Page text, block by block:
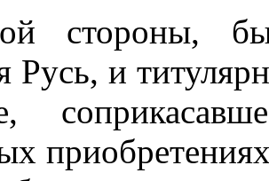
стороны,
Русь, и